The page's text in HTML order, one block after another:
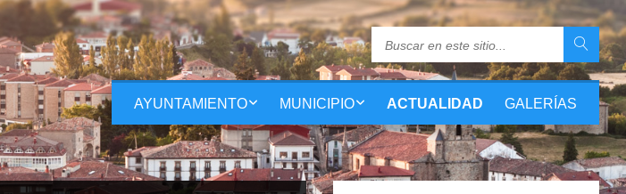
AYUNTAMIENTO MUNICIPIO ACTUALIDAD GALERÍAS